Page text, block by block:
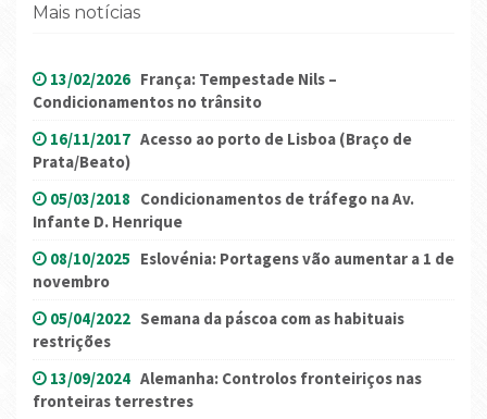
Mais notícias
13/02/2026 França: Tempestade Nils –
Condicionamentos no trânsito
16/11/2017 Acesso ao porto de Lisboa (Braço de
Prata/Beato)
05/03/2018 Condicionamentos de tráfego na Av.
Infante D. Henrique
08/10/2025 Eslovénia: Portagens vão aumentar a 1 de
novembro
05/04/2022 Semana da páscoa com as habituais
restrições
13/09/2024 Alemanha: Controlos fronteiriços nas
fronteiras terrestres